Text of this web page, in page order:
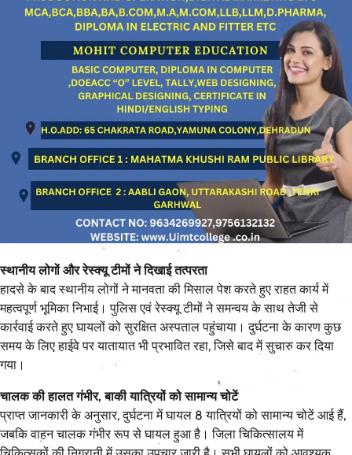
स्थानीय लोगों और रेस्क्यू टीमों ने दिखाई तत्परता
हादसे के बाद स्थानीय लोगों ने मानवता की मिसाल पेश करते हुए राहत कार्य में
महत्वपूर्ण भूमिका निभाई। पुलिस एवं रेस्क्यू टीमों ने समन्वय के साथ तेजी से
कार्रवाई करते हुए घायलों को सुरक्षित अस्पताल पहुंचाया। दुर्घटना के कारण कुछ
समय के लिए हाईवे पर यातायात भी प्रभावित रहा, जिसे बाद में सुचारु कर दिया
गया।
चालक की हालत गंभीर, बाकी यात्रियों को सामान्य चोटें
प्राप्त जानकारी के अनुसार, दुर्घटना में घायल 8 यात्रियों को सामान्य चोटें आई हैं,
जबकि वाहन चालक गंभीर रूप से घायल हुआ है। जिला चिकित्सालय में